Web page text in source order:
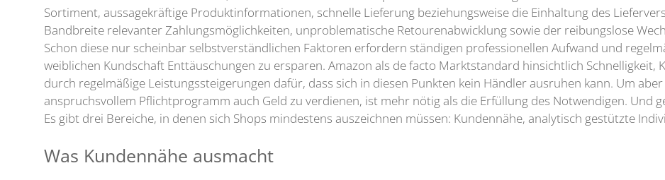
Sortiment, aussagekräftige Produktinformationen, schnelle Lieferung beziehungsweise die Einhaltung des
Bandbreite relevanter Zahlungsmöglichkeiten, unproblematische Retourenabwicklung sowie der reibungslose
Schon diese nur scheinbar selbstverständlichen Faktoren erfordern ständigen professionellen Aufwand und
weiblichen Kundschaft Enttäuschungen zu ersparen. Amazon als de facto Marktstandard hinsichtlich Schnelligkeit,
durch regelmäßige Leistungssteigerungen dafür, dass sich in diesen Punkten kein Händler ausruhen kann. Um
anspruchsvollem Pflichtprogramm auch Geld zu verdienen, ist mehr nötig als die Erfüllung des Notwendigen. Und
Es gibt drei Bereiche, in denen sich Shops mindestens auszeichnen müssen: Kundennähe, analytisch gestützte
Was Kundennähe ausmacht